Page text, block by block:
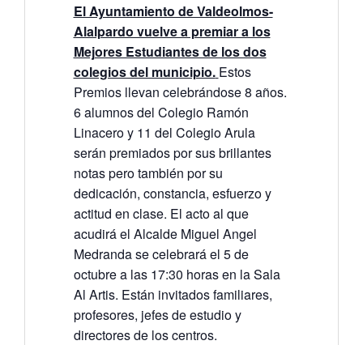
El Ayuntamiento de Valdeolmos-
Alalpardo vuelve a premiar a los
Mejores Estudiantes de los dos
colegios del municipio. Estos
Premios llevan celebrándose 8 años.
6 alumnos del Colegio Ramón
Linacero y 11 del Colegio Arula
serán premiados por sus brillantes
notas pero también por su
dedicación, constancia, esfuerzo y
actitud en clase. El acto al que
acudirá el Alcalde Miguel Angel
Medranda se celebrará el 5 de
octubre a las 17:30 horas en la Sala
Al Artis. Están invitados familiares,
profesores, jefes de estudio y
directores de los centros.